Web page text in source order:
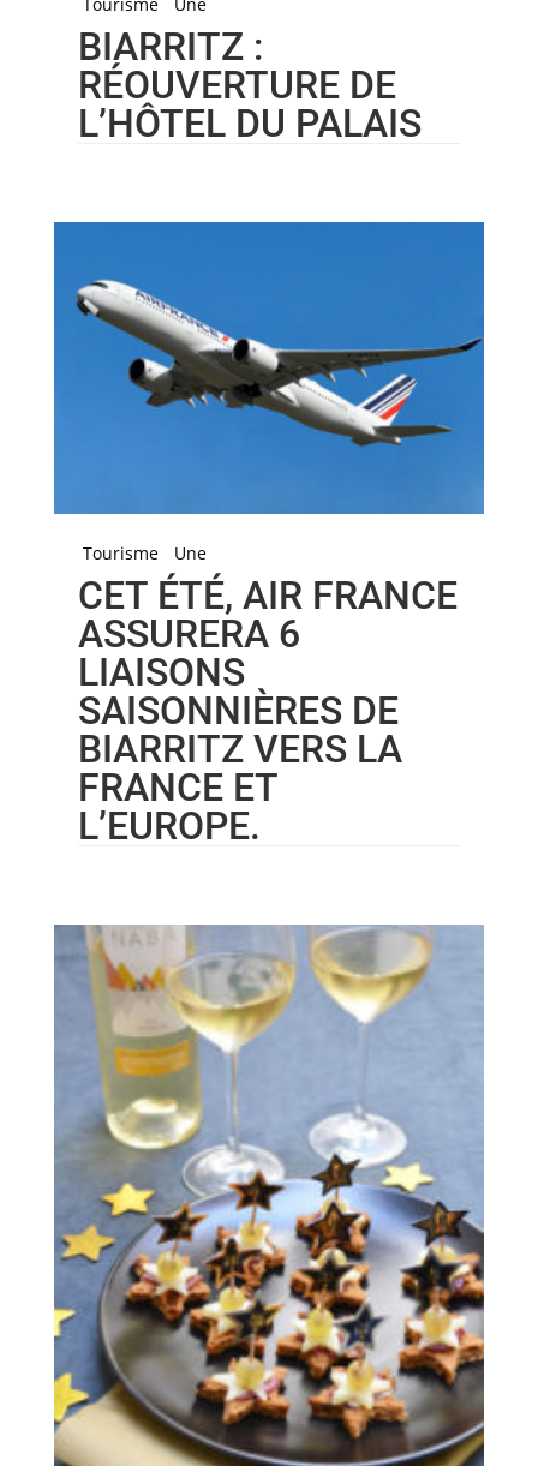
BIARRITZ :
RÉOUVERTURE DE
L’HÔTEL DU PALAIS
Tourisme Une
CET ÉTÉ, AIR FRANCE
ASSURERA 6
LIAISONS
SAISONNIÈRES DE
BIARRITZ VERS LA
FRANCE ET
L’EUROPE.